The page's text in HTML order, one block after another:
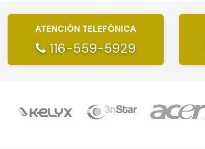
ATENCIÓN TELEFÓNICA
116-559-5929